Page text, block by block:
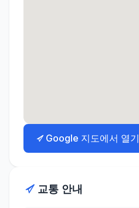
Google 지도에서 열기
교통 안내